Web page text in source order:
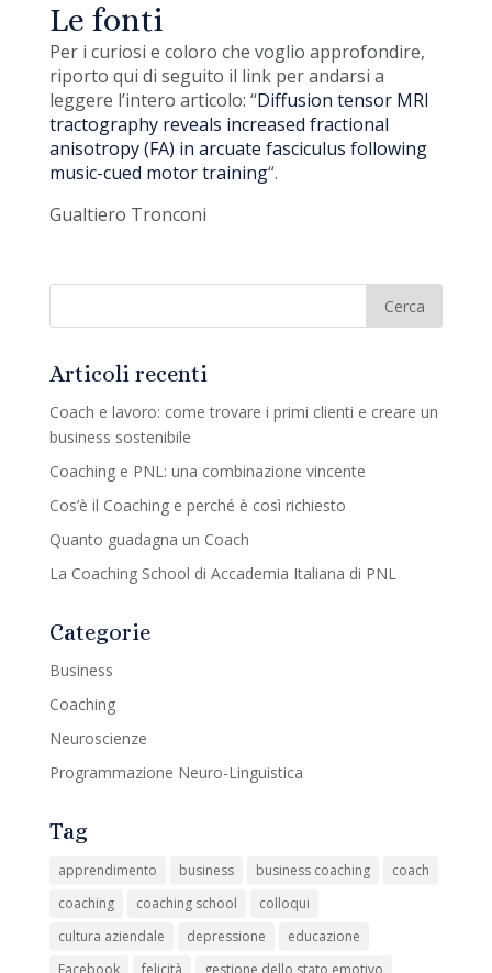
Le fonti
Per i curiosi e coloro che voglio approfondire,
riporto qui di seguito il link per andarsi a
leggere l’intero articolo: “Diffusion tensor MRI
tractography reveals increased fractional
anisotropy (FA) in arcuate fasciculus following
music-cued motor training“.
Gualtiero Tronconi
Articoli recenti
Coach e lavoro: come trovare i primi clienti e creare un
business sostenibile
Coaching e PNL: una combinazione vincente
Cos’è il Coaching e perché è così richiesto
Quanto guadagna un Coach
La Coaching School di Accademia Italiana di PNL
Categorie
Business
Coaching
Neuroscienze
Programmazione Neuro-Linguistica
Tag
apprendimento business business coaching
coach
coaching
coaching school
colloqui
cultura aziendale
depressione
educazione
Facebook
felicità
gestione dello stato emotivo